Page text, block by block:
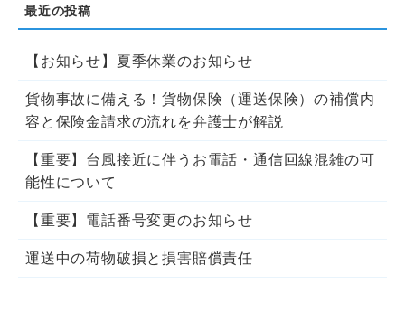
【お知らせ】夏季休業のお知らせ
貨物事故に備える！貨物保険（運送保険）の補償内
容と保険金請求の流れを弁護士が解説
【重要】台風接近に伴うお電話・通信回線混雑の可
能性について
【重要】電話番号変更のお知らせ
運送中の荷物破損と損害賠償責任